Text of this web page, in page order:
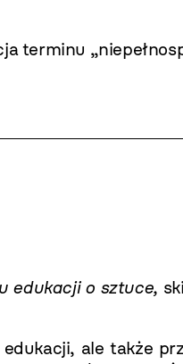
terminu
edukacji o sztuce,
ale także